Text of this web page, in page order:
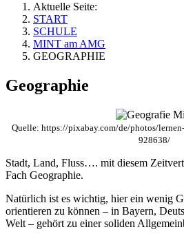
Aktuelle Seite:
START
SCHULE
MINT am AMG
GEOGRAPHIE
Geographie
Quelle: https://pixabay.com/de/photos/
928638/
Stadt, Land, Fluss…. mit diesem
Fach Geographie.
Natürlich ist es wichtig, hier ein wenig
orientieren zu können – in Bayern,
Welt – gehört zu einer soliden